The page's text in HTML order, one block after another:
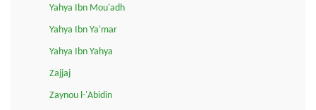
Yahya Ibn Mou'adh
Yahya Ibn Ya'mar
Yahya Ibn Yahya
Zajjaj
Zaynou l-'Abidin